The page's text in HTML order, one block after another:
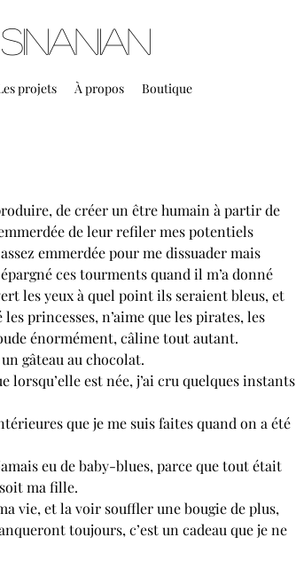
projets À propos Boutique
de créer un être humain à partir de
de leur refiler mes potentiels
emmerdée pour me dissuader mais
ces tourments quand il m’a donné
les yeux à quel point ils seraient bleus, et
princesses, n’aime que les pirates, les
énormément, câline tout autant.
gâteau au chocolat.
est née, j’ai cru quelques instants
que je me suis faites quand on a été
eu de baby-blues, parce que tout était
ma fille.
vie, et la voir souffler une bougie de plus,
toujours, c’est un cadeau que je ne